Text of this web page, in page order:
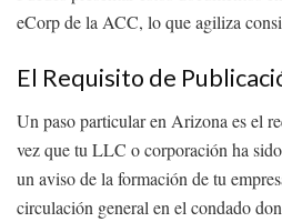
eCorp de la ACC, lo que agiliza
El Requisito de
Un paso particular en Arizona es el
vez que tu LLC o corporación ha
un aviso de la formación de tu
circulación general en el condado